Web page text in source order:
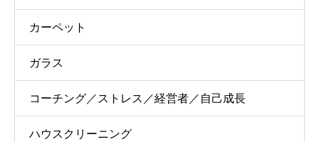
カーペット
ガラス
コーチング／ストレス／経営者／自己成長
ハウスクリーニング